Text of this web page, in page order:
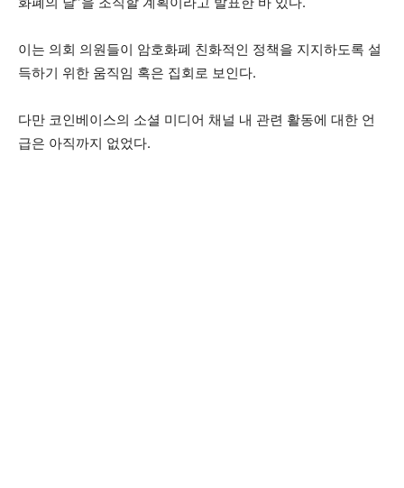
이는 의회 의원들이 암호화폐 친화적인 정책을 지지하도록 설
득하기 위한 움직임 혹은 집회로 보인다.
다만 코인베이스의 소셜 미디어 채널 내 관련 활동에 대한 언
급은 아직까지 없었다.